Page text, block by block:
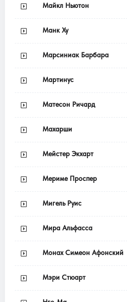
Майкл Ньютон
Манк Ху
Марсиниак Барбара
Мартинус
Матесон Ричард
Махарши
Мейстер Экхарт
Мериме Проспер
Мигель Руис
Мира Альфасса
Монах Симеон Афонский
Мэри Стюарт